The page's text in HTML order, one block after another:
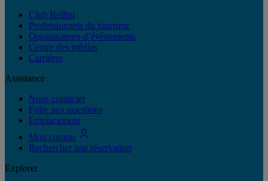
Club Bellini
Professionnels du tourisme
Organisateurs d’évènements
Centre des médias
Carrières
Assistance
Nous contacter
Foire aux questions
Emplacement
Mon compte
Rechercher une réservation
Explorer